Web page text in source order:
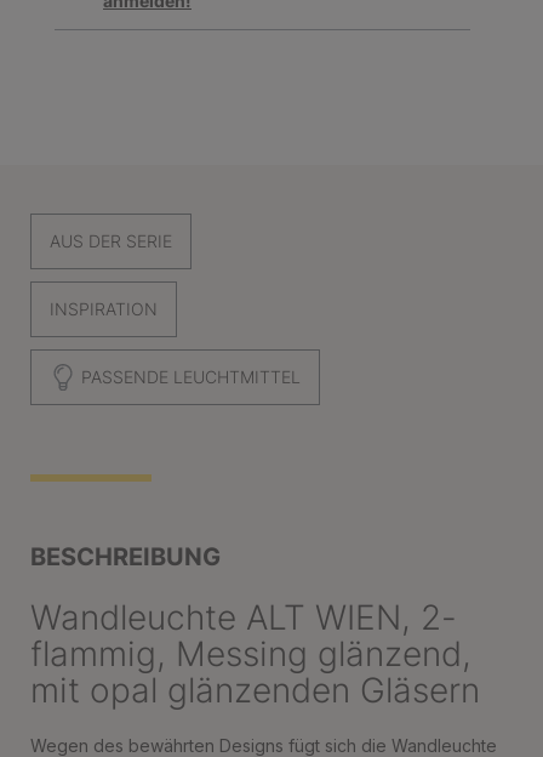
AUS DER SERIE
INSPIRATION
PASSENDE LEUCHTMITTEL
BESCHREIBUNG
Wandleuchte ALT WIEN, 2-
flammig, Messing glänzend,
mit opal glänzenden Gläsern
Wegen des bewährten Designs fügt sich die Wandleuchte